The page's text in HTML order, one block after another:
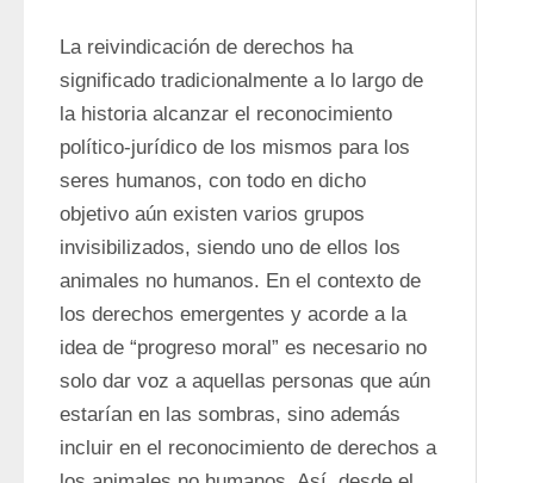
La reivindicación de derechos ha
significado tradicionalmente a lo largo de
la historia alcanzar el reconocimiento
político-jurídico de los mismos para los
seres humanos, con todo en dicho
objetivo aún existen varios grupos
invisibilizados, siendo uno de ellos los
animales no humanos. En el contexto de
los derechos emergentes y acorde a la
idea de “progreso moral” es necesario no
solo dar voz a aquellas personas que aún
estarían en las sombras, sino además
incluir en el reconocimiento de derechos a